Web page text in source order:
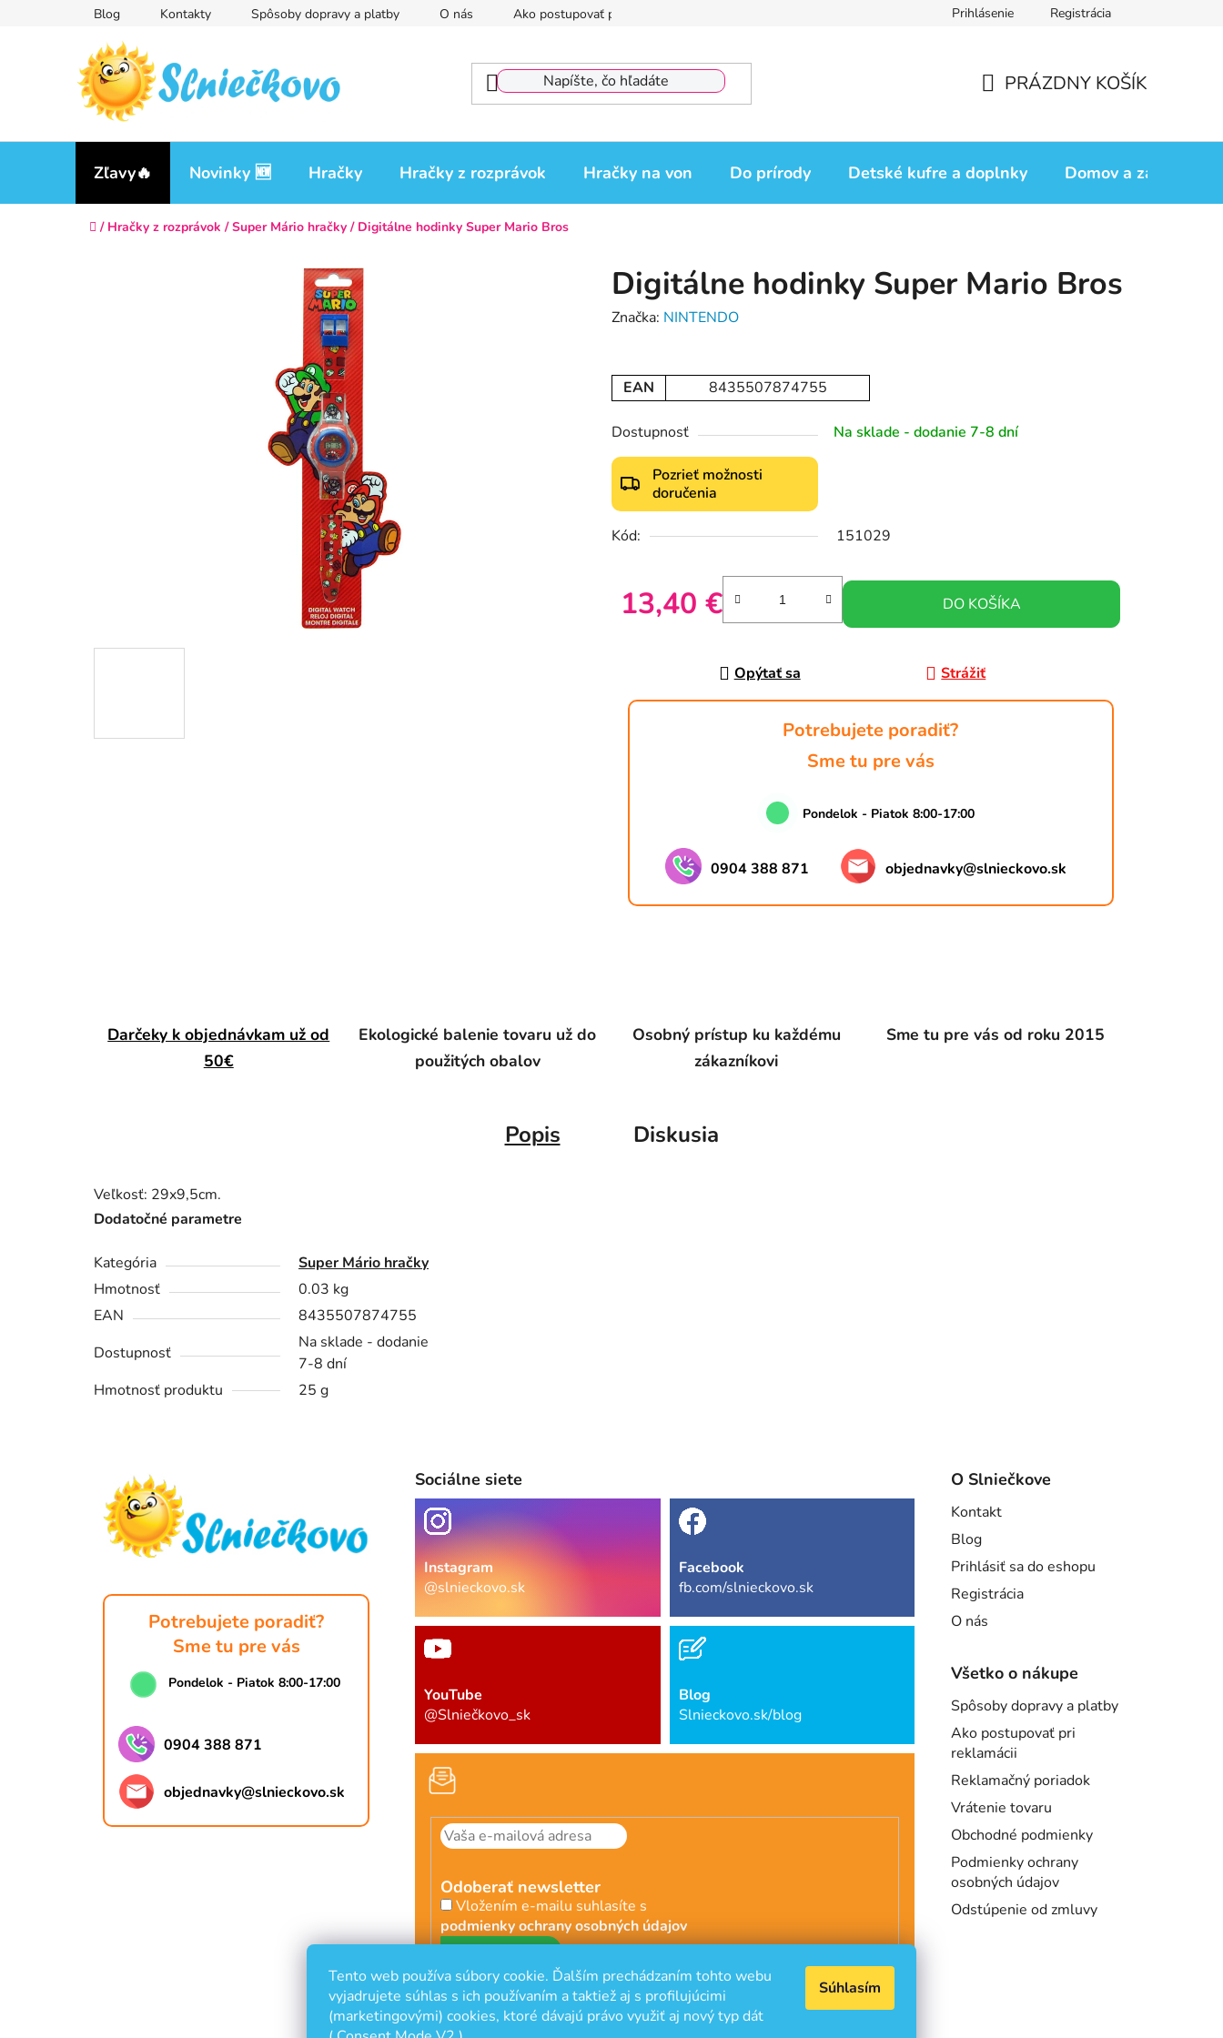
Tento web používa súbory cookie. Ďalším prechádzaním tohto webu
vyjadrujete súhlas s ich používaním a taktiež aj s profilujúcimi
(marketingovými) cookies, ktoré dávajú právo využiť aj nový typ dát
Súhlasím
Blog Kontakty Spôsoby dopravy a platby O nás Ako postupovať pri reklamácii Vrátenie tovaru Obchodné podmienky
Prihlásenie Registrácia
KOŠÍK
PRÁZDNY KOŠÍK
Zľavy🔥 Novinky 🆕 Hračky Hračky z rozprávok Hračky na von Do prírody Detské kufre a doplnky Domov a záhrada
Domov
/ Hračky z rozprávok / Super Mário hračky / Digitálne hodinky Super Mario Bros
Digitálne hodinky Super Mario Bros
Značka: NINTENDO
EAN 8435507874755
Dostupnosť Na sklade - dodanie 7-8 dní
Pozrieť možnosti
doručenia
Kód: 151029
13,40 € DO KOŠÍKA
Opýtať sa Strážiť
Potrebujete poradiť?
Sme tu pre vás
Pondelok - Piatok 8:00-17:00
0904 388 871 objednavky@slnieckovo.sk
Darčeky k objednávkam už od
50€
Ekologické balenie tovaru už do
použitých obalov
Osobný prístup ku každému
zákazníkovi
Sme tu pre vás od roku 2015
Popis Diskusia
Veľkosť: 29x9,5cm.
Dodatočné parametre
Kategória
Super Mário hračky
Hmotnosť
0.03 kg
EAN
8435507874755
Dostupnosť
Na sklade - dodanie
7-8 dní
Hmotnosť produktu
25 g
Potrebujete poradiť?
Sme tu pre vás
Pondelok - Piatok 8:00-17:00
0904 388 871
objednavky@slnieckovo.sk
Sociálne siete
Instagram
@slnieckovo.sk
Facebook
fb.com/slnieckovo.sk
YouTube
@Slniečkovo_sk
Blog
Slnieckovo.sk/blog
Odoberať newsletter
Vložením e-mailu suhlasíte s
podmienky ochrany osobných údajov
SA
O Slniečkove
Kontakt
Blog
Prihlásiť sa do eshopu
Registrácia
O nás
Všetko o nákupe
Spôsoby dopravy a platby
Ako postupovať pri
reklamácii
Reklamačný poriadok
Vrátenie tovaru
Obchodné podmienky
Podmienky ochrany
osobných údajov
Odstúpenie od zmluvy